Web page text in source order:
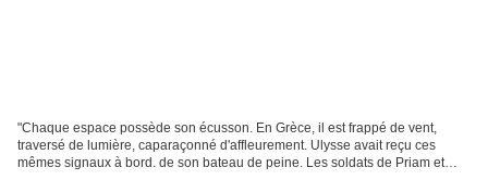
"Chaque espace possède son écusson. En Grèce, il est frappé de vent,
traversé de lumière, caparaçonné d'affleurement. Ulysse avait reçu ces
mêmes signaux à bord. de son bateau de peine. Les soldats de Priam et